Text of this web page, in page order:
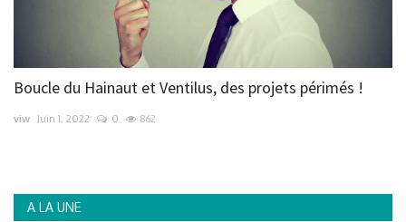
Nous soutenir
Membres
Boucle du Hainaut et Ventilus, des projets périmés !
viw Juin 1, 2022 0 862
A LA UNE